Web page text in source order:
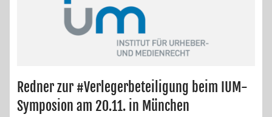
Redner zur #Verlegerbeteiligung beim IUM-
Symposion am 20.11. in München